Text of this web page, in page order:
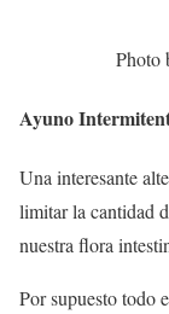
Photo
Ayuno
Una interesante
limitar la cantidad
nuestra flora
Por supuesto todo